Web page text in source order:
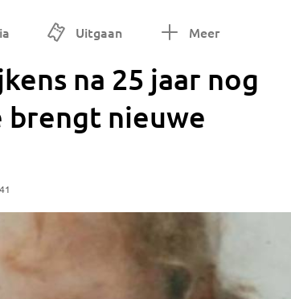
Uitgaan Meer
na 25 jaar nog
nieuwe